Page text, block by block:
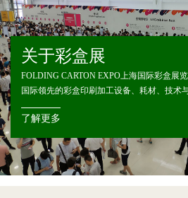
关于彩盒展
FOLDING CARTON EXPO上海国际彩盒展
国际领先的彩盒印刷加工设备、耗材、技术
务的商贸平台，汇聚国内外彩盒行业知名品牌
创新产品。2027上海国际彩盒展览会将于2027
国内外逾60000名海内外专业观众到场。2027
国际彩盒展览会将与FLEX PACK EXPO上海
了解更多